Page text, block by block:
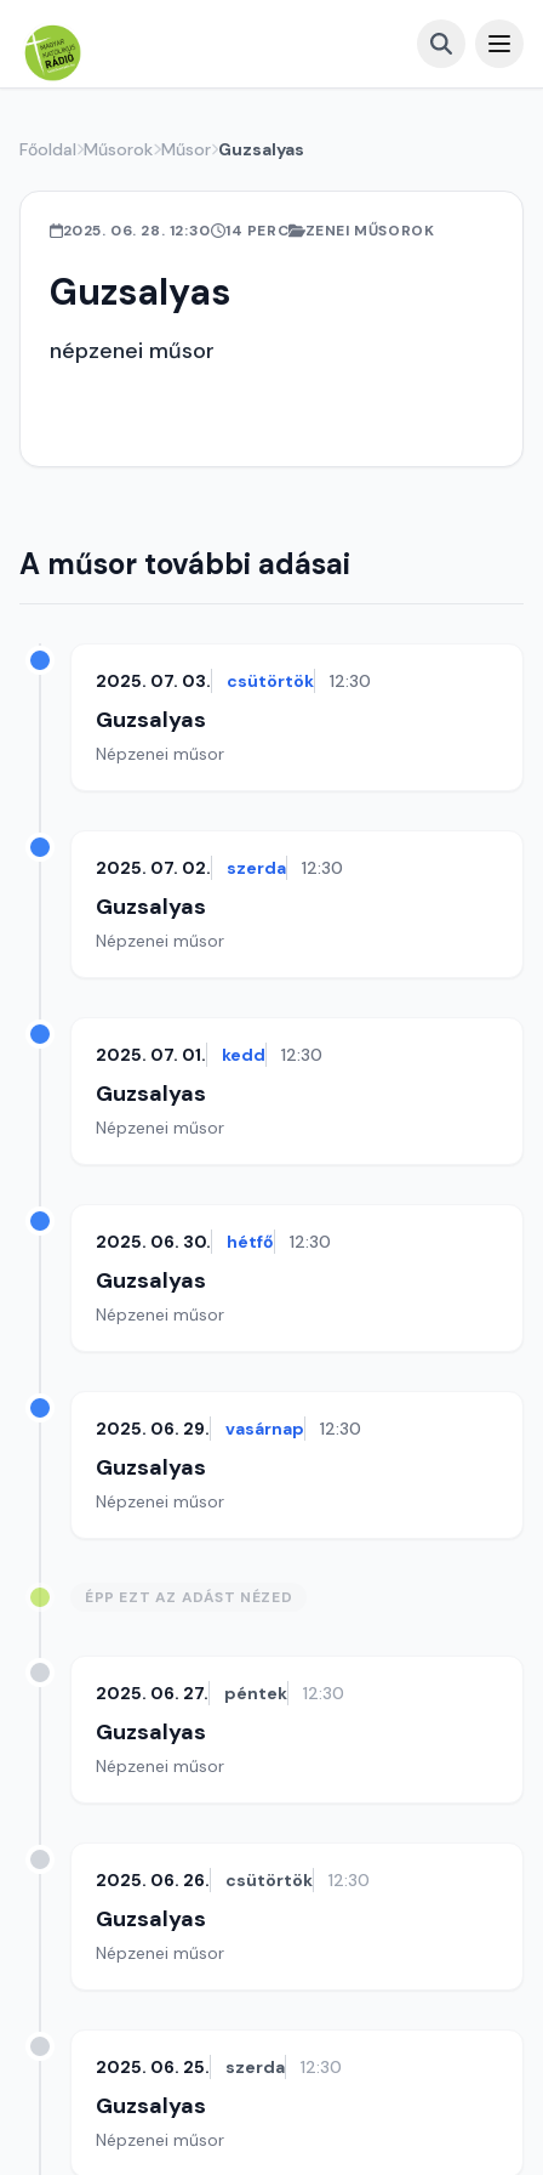
Főoldal Műsorok Műsor Guzsalyas
2025. 06. 28. 12:30 14 PERC ZENEI MŰSOROK
Guzsalyas
népzenei műsor
A műsor további adásai
2025. 07. 03. csütörtök 12:30
Guzsalyas
Népzenei műsor
2025. 07. 02. szerda 12:30
Guzsalyas
Népzenei műsor
2025. 07. 01. kedd 12:30
Guzsalyas
Népzenei műsor
2025. 06. 30. hétfő 12:30
Guzsalyas
Népzenei műsor
2025. 06. 29. vasárnap 12:30
Guzsalyas
Népzenei műsor
ÉPP EZT AZ ADÁST NÉZED
2025. 06. 27. péntek 12:30
Guzsalyas
Népzenei műsor
2025. 06. 26. csütörtök 12:30
Guzsalyas
Népzenei műsor
2025. 06. 25. szerda 12:30
Guzsalyas
Népzenei műsor